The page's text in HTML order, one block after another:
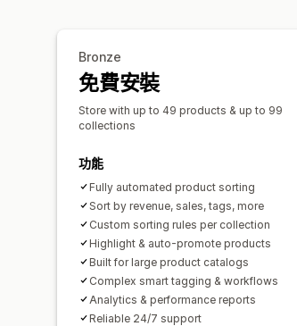
Bronze
免費安裝
Store with up to 49 products & up to 99
collections
功能
Fully automated product sorting
Sort by revenue, sales, tags, more
Custom sorting rules per collection
Highlight & auto-promote products
Built for large product catalogs
Complex smart tagging & workflows
Analytics & performance reports
Reliable 24/7 support